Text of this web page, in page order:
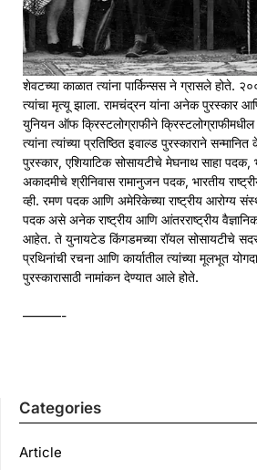
शेवटच्या काळात त्यांना पार्किन्सस ने ग्रासले होते.
त्यांचा मृत्यू झाला. रामचंद्रन यांना अनेक पुरस्कार
युनियन ऑफ क्रिस्टलोग्राफीने क्रिस्टलोग्राफीमधील
त्यांना त्यांच्या प्रतिष्ठित इवाल्ड पुरस्काराने
पुरस्कार, एशियाटिक सोसायटीचे मेघनाथ साहा पदक,
अकादमीचे श्रीनिवास रामानुजन पदक, भारतीय
व्ही. रमण पदक आणि अमेरिकेच्या राष्ट्रीय आरोग्य
पदक असे अनेक राष्ट्रीय आणि आंतरराष्ट्रीय
आहेत. ते युनायटेड किंगडमच्या रॉयल सोसायटीचे
प्रथिनांची रचना आणि कार्यातील त्यांच्या मूलभूत
पुरस्कारासाठी नामांकन देण्यात आले होते.
———-
Categories
Article